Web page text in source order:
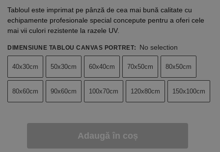
Tabloul este imprimat pe pânză de cea mai bună calitate cu
echipamente profesionale special concepute pentru a oferi cele
mai vii culori rezistente la razele UV.
DIMENSIUNE TABLOU CANVAS PORTRET: No selection
40x30cm 50x30cm 60x40cm 70x50cm 80x50cm
80x60cm 90x60cm 100x70cm 120x80cm 150x100cm
Adaugă în coș